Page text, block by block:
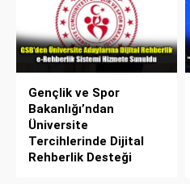
Gençlik ve Spor
Bakanlığı’ndan
Üniversite
Tercihlerinde Dijital
Rehberlik Desteği